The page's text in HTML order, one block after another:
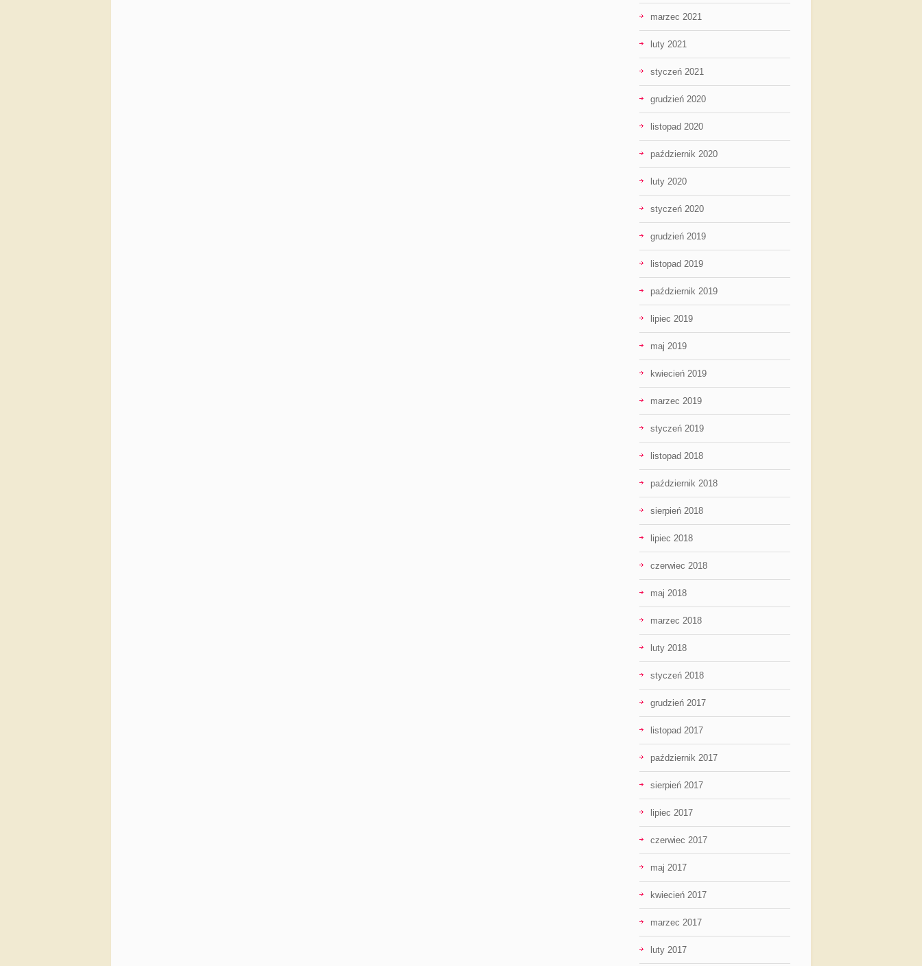
marzec 2021
luty 2021
styczeń 2021
grudzień 2020
listopad 2020
październik 2020
luty 2020
styczeń 2020
grudzień 2019
listopad 2019
październik 2019
lipiec 2019
maj 2019
kwiecień 2019
marzec 2019
styczeń 2019
listopad 2018
październik 2018
sierpień 2018
lipiec 2018
czerwiec 2018
maj 2018
marzec 2018
luty 2018
styczeń 2018
grudzień 2017
listopad 2017
październik 2017
sierpień 2017
lipiec 2017
czerwiec 2017
maj 2017
kwiecień 2017
marzec 2017
luty 2017